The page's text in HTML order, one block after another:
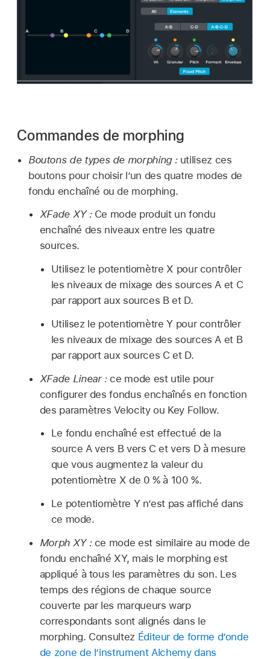
Commandes de morphing
Boutons de types de morphing :utilisez ces
boutons pour choisir l’un des quatre modes de
fondu enchaîné ou de morphing.
XFade XY :Ce mode produit un fondu
enchaîné des niveaux entre les quatre
sources.
Utilisez le potentiomètre X pour contrôler
les niveaux de mixage des sources A et C
par rapport aux sources B et D.
Utilisez le potentiomètre Y pour contrôler
les niveaux de mixage des sources A et B
par rapport aux sources C et D.
XFade Linear :ce mode est utile pour
configurer des fondus enchaînés en fonction
des paramètres Velocity ou Key Follow.
Le fondu enchaîné est effectué de la
source A vers B vers C et vers D à mesure
que vous augmentez la valeur du
potentiomètre X de 0 % à 100 %.
Le potentiomètre Y n’est pas affiché dans
ce mode.
Morph XY :ce mode est similaire au mode de
fondu enchaîné XY, mais le morphing est
appliqué à tous les paramètres du son. Les
temps des régions de chaque source
couverte par les marqueurs warp
correspondants sont alignés dans le
morphing. Consultez Éditeur de forme d’onde
de zone de l’instrument Alchemy dans